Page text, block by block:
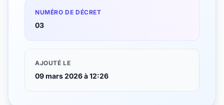
NUMÉRO DE DÉCRET
03
AJOUTÉ LE
09 mars 2026 à 12:26